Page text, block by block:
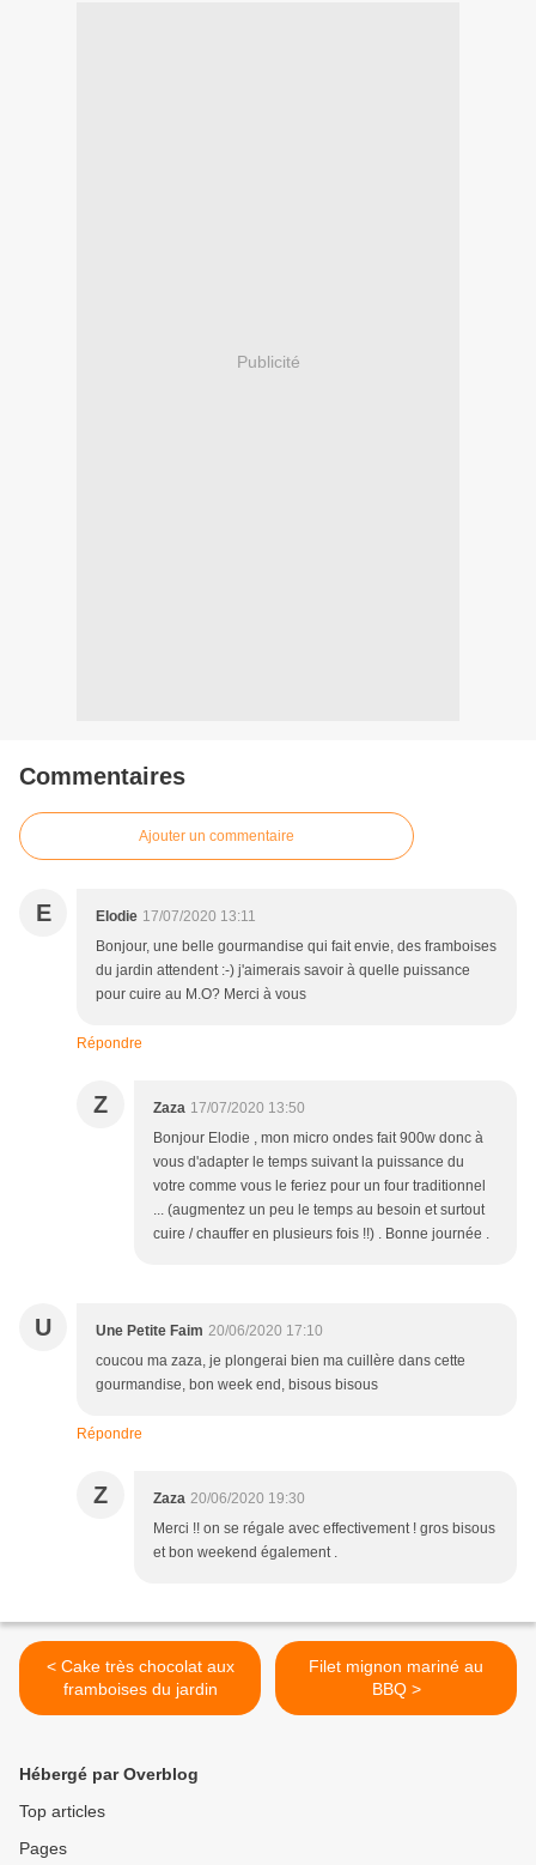
Publicité
Commentaires
Ajouter un commentaire
E Elodie 17/07/2020 13:11
Bonjour, une belle gourmandise qui fait envie, des framboises
du jardin attendent :-) j'aimerais savoir à quelle puissance
pour cuire au M.O? Merci à vous
Répondre
Z Zaza 17/07/2020 13:50
Bonjour Elodie , mon micro ondes fait 900w donc à
vous d'adapter le temps suivant la puissance du
votre comme vous le feriez pour un four traditionnel
... (augmentez un peu le temps au besoin et surtout
cuire / chauffer en plusieurs fois !!) . Bonne journée .
U Une Petite Faim 20/06/2020 17:10
coucou ma zaza, je plongerai bien ma cuillère dans cette
gourmandise, bon week end, bisous bisous
Répondre
Z Zaza 20/06/2020 19:30
Merci !! on se régale avec effectivement ! gros bisous
et bon weekend également .
< Cake très chocolat aux
framboises du jardin
Filet mignon mariné au
BBQ >
Hébergé par Overblog
Top articles
Pages